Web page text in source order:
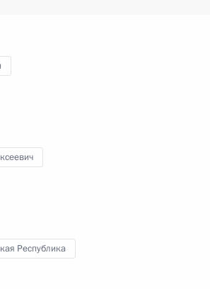
Республика